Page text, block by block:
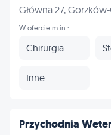
Główna 27,
W ofercie m.in.:
Chirurgia
Inne
Przychodnia